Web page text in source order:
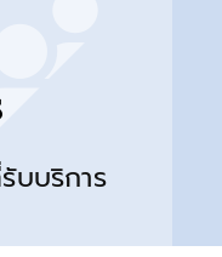
บบริการ